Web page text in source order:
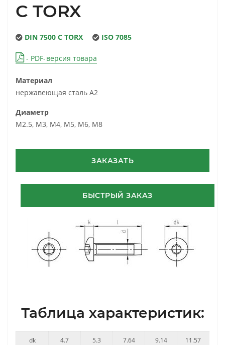
C TORX
DIN 7500 C TORX ISO 7085
- PDF-версия товара
Материал
нержавеющая сталь A2
Диаметр
M2.5, M3, M4, M5, M6, M8
ЗАКАЗАТЬ
БЫСТРЫЙ ЗАКАЗ
Таблица характеристик:
dk 4.7 5.3 7.64 9.14 11.57